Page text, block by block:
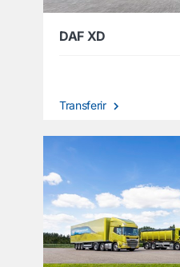
DAF XD
Transferir